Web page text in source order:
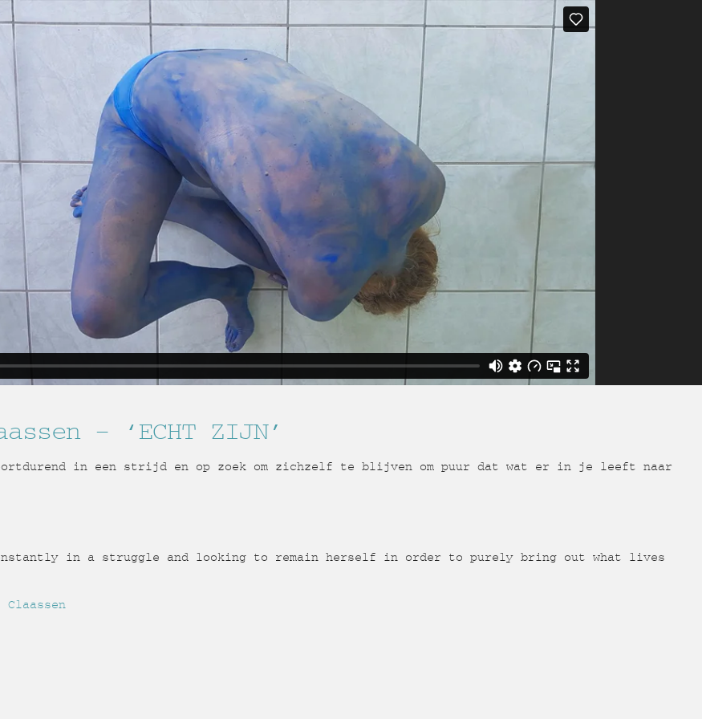
– ‘ECHT ZIJN’
in een strijd en op zoek om zichzelf te blijven om puur dat wat er in je leeft naar
in a struggle and looking to remain herself in order to purely bring out what lives
Claassen